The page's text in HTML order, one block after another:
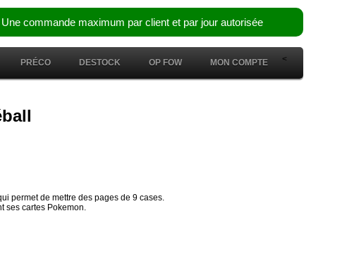
commande maximum par client et par jour autorisée
PRÉCO <
DESTOCK OP FOW MON COMPTE
permet de mettre des pages de 9 cases.
ses cartes Pokemon.